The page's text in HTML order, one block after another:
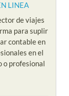
LINEA
de viajes
para suplir
contable en
en el
o profesional